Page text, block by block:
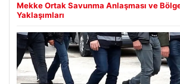
Mekke Ortak Savunma Anlaşması ve
Yaklaşımları